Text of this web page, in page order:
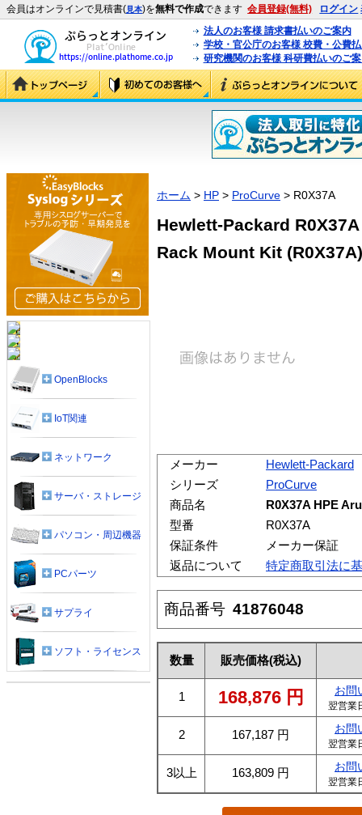
会員はオンラインで見積書(見本)を無料で作成できます 会員登録(無料) ログイン
法人のお客様 請求書払いのご案内
学校・官公庁のお客様 校費・公費
研究機関のお客様 科研費払いのご
ホーム > HP > ProCurve > R0X37A
Hewlett-Packard
Rack Mount Kit (R0X37A)
メーカー
Hewlett-Packard
シリーズ
ProCurve
商品名
R0X37A HPE
型番
R0X37A
保証条件
メーカー保証
返品について
特定商取引法に
商品番号 41876048
数量 販売価格(税込)
1 168,876 円 お問
翌営業
2 167,187 円 お問
翌営業
3以上 163,809 円 お問
翌営業
OpenBlocks
IoT関連
ネットワーク
サーバ・ストレージ
パソコン・周辺機器
PCパーツ
サプライ
ソフト・ライセンス